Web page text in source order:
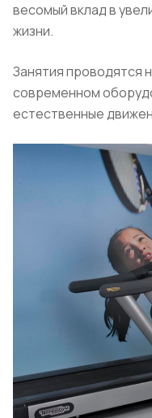
весомый вклад в
жизни.
Занятия проводятся
современном
естественные